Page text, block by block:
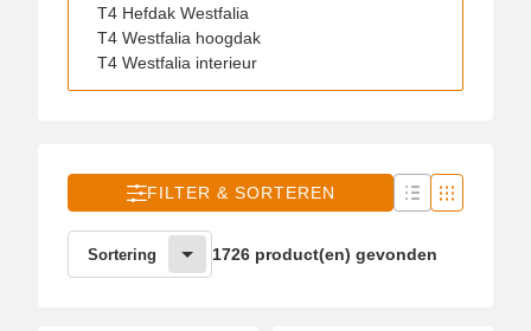
T4 Hefdak Westfalia
T4 Westfalia hoogdak
T4 Westfalia interieur
FILTER & SORTEREN
Sortering 1726 product(en) gevonden